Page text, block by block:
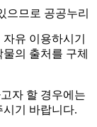
으므로 공공누리
유 이용하시기
의 출처를 구체
자 할 경우에는
기 바랍니다.